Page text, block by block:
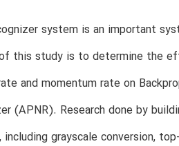
system is an important
this study is to determine the
and momentum rate on
(APNR). Research done by
including grayscale conversion,